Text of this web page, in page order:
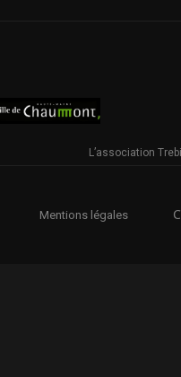
L’association
Mentions légales